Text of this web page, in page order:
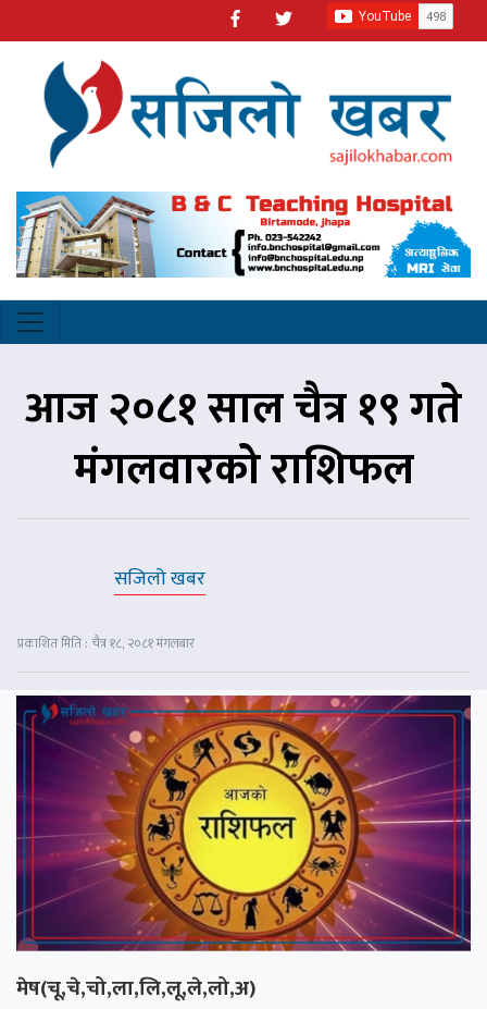
आज २०८१ साल चैत्र १९ गते
मंगलवारको राशिफल
सजिलो खबर
प्रकाशित मिति : चैत्र १८, २०८१ मंगलबार
मेष(चू,चे,चो,ला,लि,लू,ले,लो,अ)